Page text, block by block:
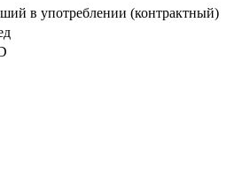
в употреблении (контрактный)